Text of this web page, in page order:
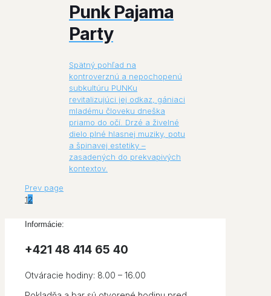
Punk Pajama
Party
Spätný pohľad na
kontroverznú a nepochopenú
subkultúru PUNKu
revitalizujúci jej odkaz, gániaci
mladému človeku dneška
priamo do očí. Drzé a živelné
dielo plné hlasnej muziky, potu
a špinavej estetiky –
zasadených do prekvapivých
kontextov.
Prev page
12
Informácie:
+421 48 414 65 40​
Otváracie hodiny: 8.00 – 16.00